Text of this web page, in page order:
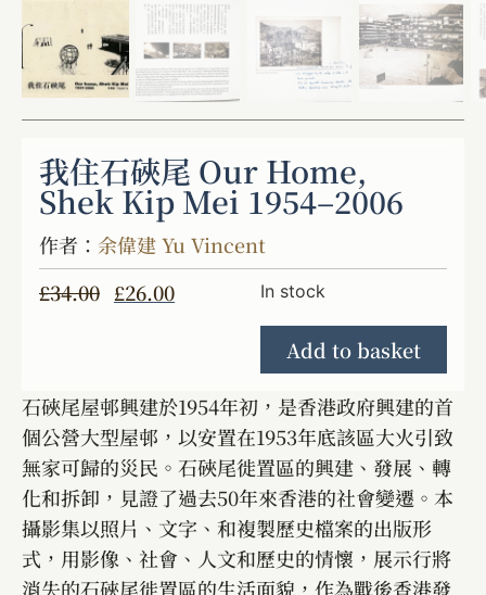
我住石硤尾 Our Home,
Shek Kip Mei 1954–2006
作者： 余偉建 Yu Vincent
£34.00 £26.00 In stock
Add to basket
石硤尾屋邨興建於1954年初，是香港政府興建的首
個公營大型屋邨，以安置在1953年底該區大火引致
無家可歸的災民。石硤尾徙置區的興建、發展、轉
化和拆卸，見證了過去50年來香港的社會變遷。本
攝影集以照片、文字、和複製歷史檔案的出版形
式，用影像、社會、人文和歷史的情懷，展示行將
消失的石硤尾徙置區的生活面貌，作為戰後香港發